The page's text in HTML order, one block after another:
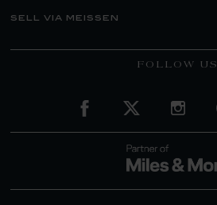
sell via meissen
FOLLOW US